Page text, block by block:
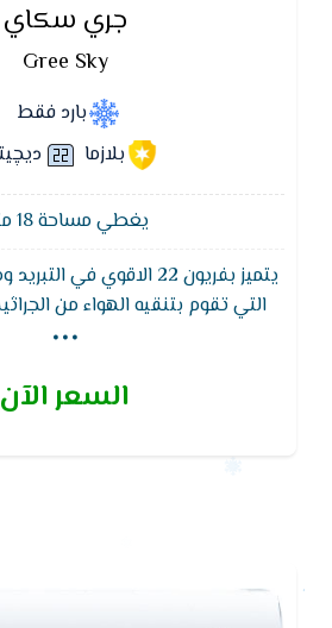
جري سكاي
Gree Sky
بارد فقط
بلازما
يغطي مساحة 18 متر²
يتميز بفريون 22 الاقوي في
التي تقوم بتنقيه الهواء من
النحاس 3 متر مع التكييف
...
السعر الآن